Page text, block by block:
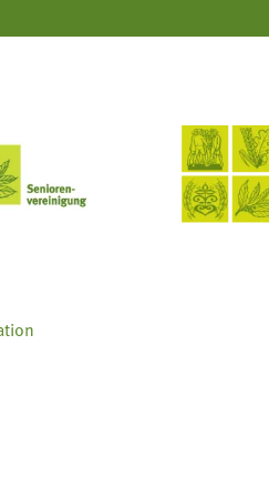
Seniorenvereinigung im SBB